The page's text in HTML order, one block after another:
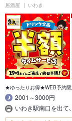
居酒屋 いわき
★ゆったりお得★WEB予約限
2001～3000円
いわき駅南口を出て